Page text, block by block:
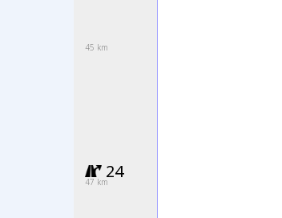
45 km
24
47 km